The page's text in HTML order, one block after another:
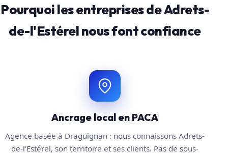
Pourquoi les entreprises de Adrets-
de-l'Estérel nous font confiance
Ancrage local en PACA
Agence basée à Draguignan : nous connaissons Adrets-
de-l'Estérel, son territoire et ses clients. Pas de sous-